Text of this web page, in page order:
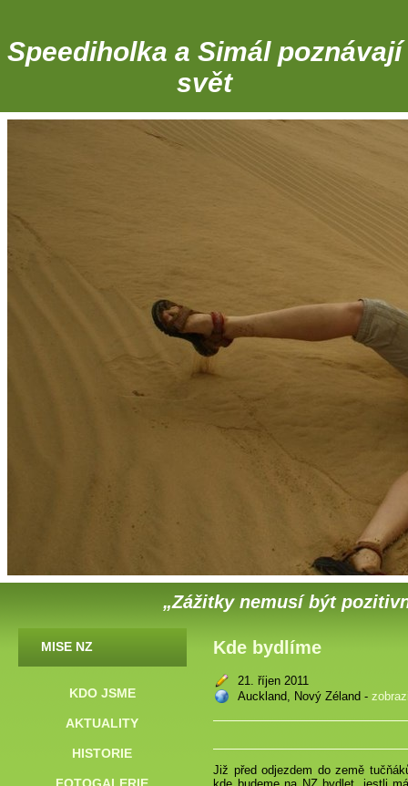
Speediholka a Simál poznávají
svět
„Zážitky nemusí být
MISE NZ
KDO JSME
AKTUALITY
HISTORIE
Kde bydlíme
21. říjen 2011
Auckland, Nový Zéland -
Již před odjezdem do země